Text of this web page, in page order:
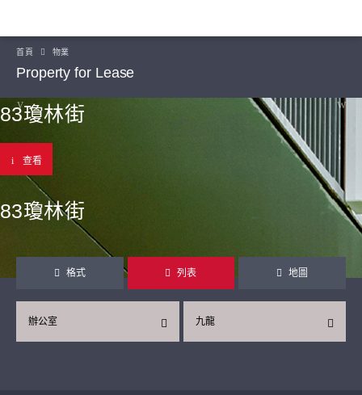
首頁 物業
Property for Lease
83瓊林街
查看
83瓊林街
格式 列表 地圖
九龍
辦公室